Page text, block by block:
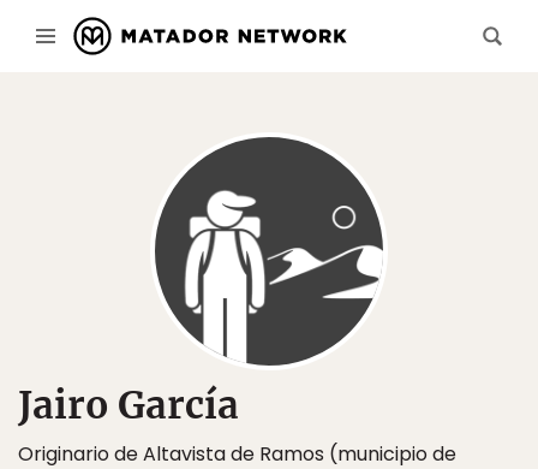
Jairo García
Originario de Altavista de Ramos (municipio de